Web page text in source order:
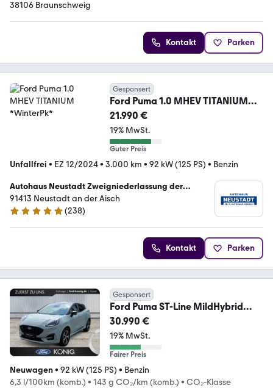
38106 Braunschweig
Kontakt Parken
Gesponsert
Ford Puma 1.0 MHEV TITANIUM
*WinterPk*
21.990 €
19% MwSt.
Guter Preis
Unfallfrei • EZ 12/2024• 3.000 km • 92 kW (125 PS) • Benzin
Autohaus Neustadt Zweigniederlassung der
Autohaus Konrad GmbH
91413 Neustadt an der Aisch
5 Sterne
(238)
Kontakt Parken
Gesponsert
Ford Puma ST-Line MildHybrid
Aut.+ACC+Winter-Paket
30.990 €
19% MwSt.
Fairer Preis
Neuwagen• 92 kW (125 PS) • Benzin
6,3 l/100km (komb.) • 143 g CO₂/km (komb.) • CO₂-Klasse